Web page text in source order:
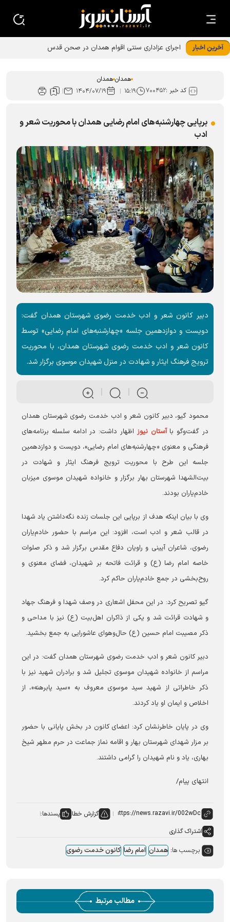
آخرین اخبار
همدان همدان
کد خبر :۷۰۰۴۵۲ ۱۵:۱۹ ۱۴۰۴/۰۷/۱۹
برپایی چهارشنبه‌های امام رضایی همدان با محوریت شعر و
ادب
دبیر کانون شعر و ادب خدمت رضوی شهرستان همدان گفت:
دویست و دوازدهمین جلسه «چهارشنبه‌های امام رضایی» توسط
کانون شعر و ادب خدمت رضوی شهرستان همدان، با محوریت
ترویج فرهنگ ایثار و شهادت در منزل شهیدان موسوی برگزار شد.
محمود گیو، دبیر کانون شعر و ادب خدمت رضوی شهرستان همدان
در گفت‌وگو باآستان نیوز اظهار داشت: در ادامه سلسله برنامه‌های
فرهنگی و معنوی «چهارشنبه‌های امام رضایی»، دویست و دوازدهمین
جلسه این طرح با محوریت ترویج فرهنگ ایثار و شهادت در
بیت‌الشهدا شهرستان بهار برگزار و خانواده شهیدان موسوی میزبان
خادم‌یاران بودند.
وی با بیان اینکه هدف از برپایی این جلسات زنده نگه‌داشتن یاد شهدا
در قالب شعر و ادب است، افزود: این مراسم با حضور خادم‌یاران
رضوی، شاعران آیینی و راویان دفاع مقدس برگزار شد و ذکر صلوات
خاصه امام رضا (ع) و قرائت فاتحه بر شهیدان، فضای معنوی و
روح‌بخشی در جمع خادم‌یاران حاکم کرد.
گیو تصریح کرد: در این محفل اشعاری در وصف شهدا و فرهنگ جهاد
و شهادت قرائت شد و یکی از ذاکران اهل‌بیت (ع) نیز با مداحی و
ذکر مصیبت امام حسین (ع) حال‌وهوای عاشورایی به جمع بخشید.
دبیر کانون شعر و ادب خدمت رضوی شهرستان همدان گفت: در این
مراسم از خانواده شهیدان موسوی تجلیل شد و برادران شهید نیز با
ذکر خاطراتی از شهید سید موسوی معروف به «سید پابرهنه»، از
اخلاص و ایمان او یاد کردند.
وی در پایان خاطرنشان کرد: اعضای کانون در بخش پایانی با حضور
بر مزار شهدای شهرستان بهار و اقامه نماز جماعت در حرم مطهر شیخ
بهاری، یاد و نام شهیدان را گرامی داشتند.
انتهای پیام/
گزارش خطا
پسندها:
اشتراک گذاری
برچسب ها: همدان امام رضا کانون خدمت رضوی
مطالب مرتبط